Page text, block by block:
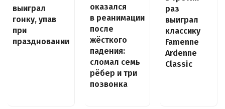
выиграл
гонку, упав
при
праздновании
оказался
в реанимации
после
жёсткого
падения:
сломал семь
рёбер и три
позвонка
раз
выиграл
классику
Famenne
Ardenne
Classic